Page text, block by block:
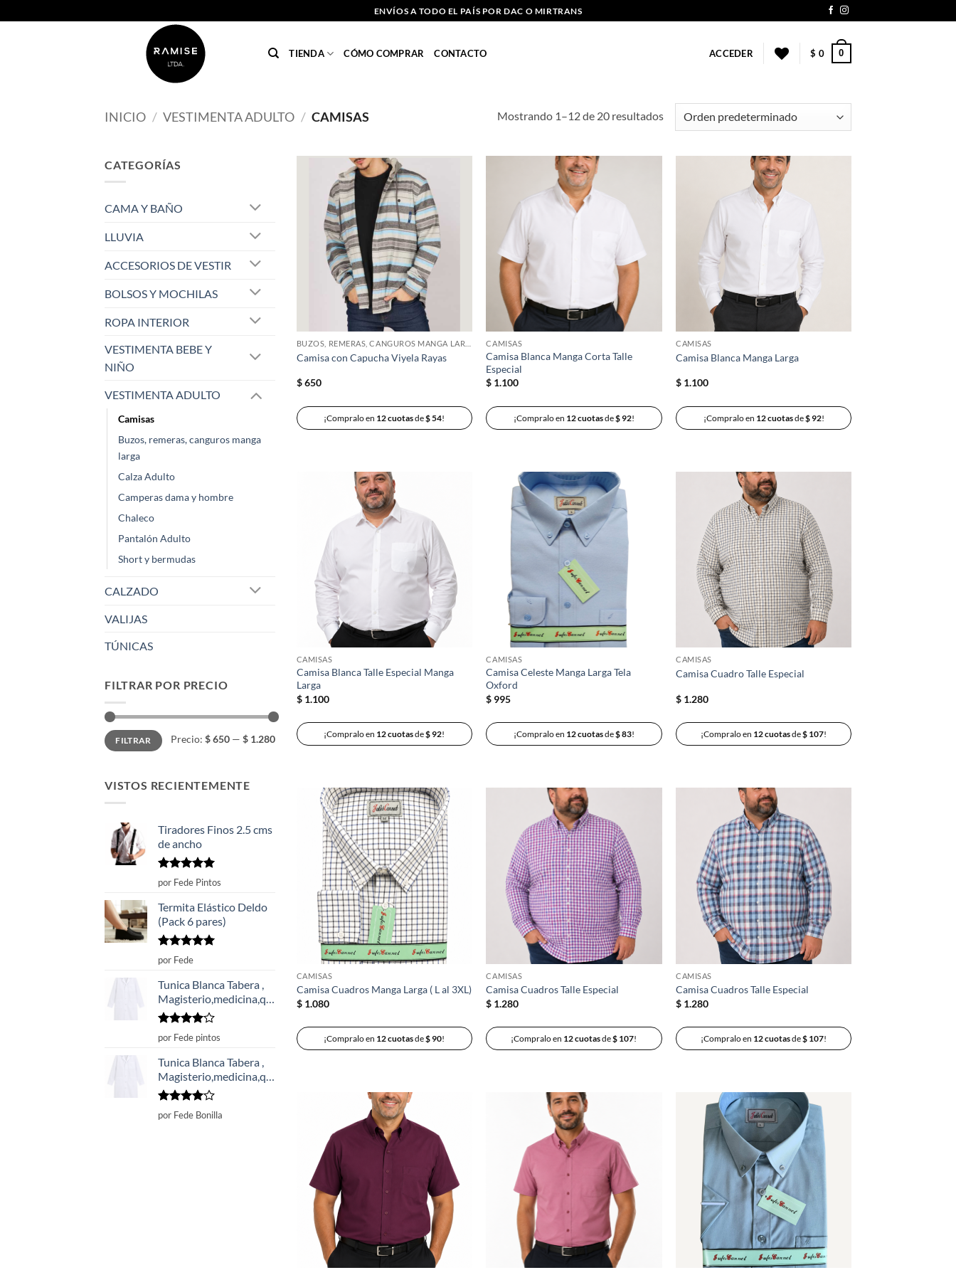
al
ENVÍOS A TODO EL PAÍS POR DAC O MIRTRANS
TIENDA CÓMO COMPRAR CONTACTO ACCEDER $ 0 0
INICIO / VESTIMENTA ADULTO / CAMISAS Mostrando 1–12 de 20 resultados
CATEGORÍAS
CAMA Y BAÑO
LLUVIA
ACCESORIOS DE VESTIR
BOLSOS Y MOCHILAS
ROPA INTERIOR
VESTIMENTA BEBE Y
NIÑO
VESTIMENTA ADULTO
Camisas
Buzos, remeras, canguros manga
larga
Calza Adulto
Camperas dama y hombre
Chaleco
Pantalón Adulto
Short y bermudas
CALZADO
VALIJAS
TÚNICAS
FILTRAR POR PRECIO
Precio
mínimo
Precio
máximo
FILTRAR Precio: $ 650 — $ 1.280
VISTOS RECIENTEMENTE
Tiradores Finos 2.5 cms
de ancho
Valorado
con
por Fede Pintos
Termita Elástico Deldo
(Pack 6 pares)
Valorado
con
por Fede
Tunica Blanca Tabera ,
Magisterio,medicina,química,veterinaria
Valorado
con
de
5
por Fede pintos
Tunica Blanca Tabera ,
Magisterio,medicina,química,veterinaria
Valorado
con
por Fede Bonilla
lista de
deseos
Camisa con Capucha Viyela Rayas
$650
¡Compralo en 12 cuotasde$54!
deseos
CAMISAS
Camisa Blanca Manga Corta Talle
Especial
$ 1.100
¡Compralo en 12 cuotasde$92!
CAMISAS
Camisa Blanca Manga Larga
$ 1.100
¡Compralo en 12 cuotasde$92!
lista de
deseos
CAMISAS
Camisa Blanca Talle Especial Manga
Larga
$1.100
¡Compralo en 12 cuotasde$92!
Añadir
deseos
CAMISAS
Camisa Celeste Manga Larga Tela
Oxford
$ 995
¡Compralo en 12 cuotasde$83!
lista de
deseos
CAMISAS
Camisa Cuadro Talle Especial
$ 1.280
¡Compralo en 12 cuotasde$ 107!
Añadir
a la
lista de
deseos
CAMISAS
Camisa Cuadros Manga Larga ( L al 3XL)
$1.080
¡Compralo en 12 cuotasde$90!
lista de
deseos
CAMISAS
Camisa Cuadros Talle Especial
$ 1.280
¡Compralo en 12 cuotasde$ 107!
lista de
deseos
CAMISAS
Camisa Cuadros Talle Especial
$ 1.280
¡Compralo en 12 cuotasde$ 107!
Añadir
a la
lista de
deseos
deseos
Añadir
a la